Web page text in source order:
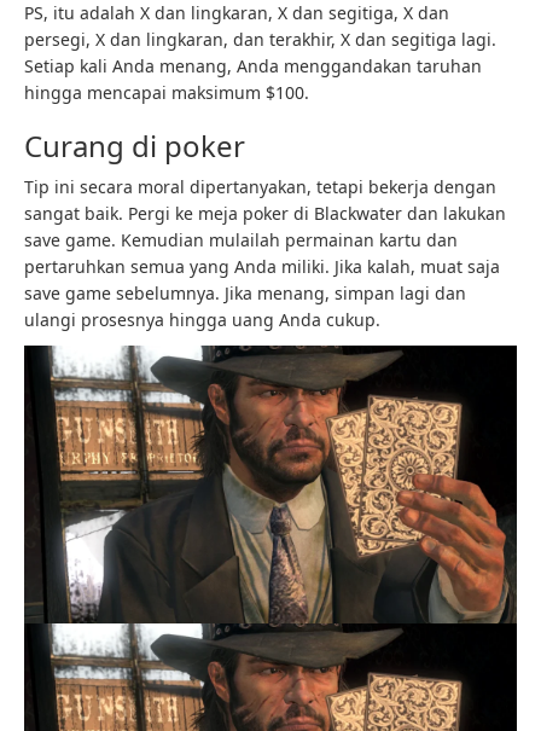
PS, itu adalah X dan lingkaran, X dan segitiga, X dan
persegi, X dan lingkaran, dan terakhir, X dan segitiga lagi.
Setiap kali Anda menang, Anda menggandakan taruhan
hingga mencapai maksimum $100.
Curang di poker
Tip ini secara moral dipertanyakan, tetapi bekerja dengan
sangat baik. Pergi ke meja poker di Blackwater dan lakukan
save game. Kemudian mulailah permainan kartu dan
pertaruhkan semua yang Anda miliki. Jika kalah, muat saja
save game sebelumnya. Jika menang, simpan lagi dan
ulangi prosesnya hingga uang Anda cukup.